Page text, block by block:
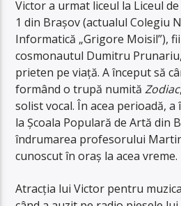
Victor a urmat liceul la Liceul
1 din Brașov (actualul Colegiu
Informatică „Grigore Moisil”),
cosmonautul Dumitru
prieten pe viață. A început să
formând o trupă numităZodiac
solist vocal. În acea perioadă,
la Școala Populară de Artă din
îndrumarea profesorului
cunoscut în oraș la acea vreme.
Atracția lui Victor pentru